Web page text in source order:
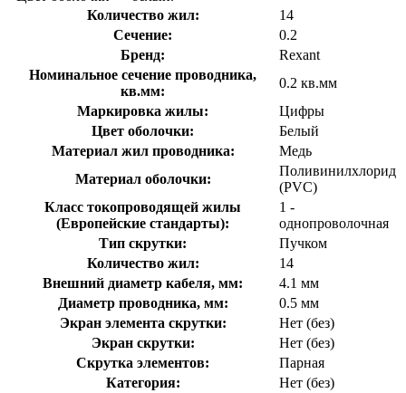
Количество жил:
14
Сечение:
0.2
Бренд:
Rexant
Номинальное сечение проводника,
кв.мм:
0.2 кв.мм
Маркировка жилы:
Цифры
Цвет оболочки:
Белый
Материал жил проводника:
Медь
Материал оболочки:
Поливинилхлорид
(PVC)
Класс токопроводящей жилы
(Европейские стандарты):
1 -
однопроволочная
Тип скрутки:
Пучком
Количество жил:
14
Внешний диаметр кабеля, мм:
4.1 мм
Диаметр проводника, мм:
0.5 мм
Экран элемента скрутки:
Нет (без)
Экран скрутки:
Нет (без)
Скрутка элементов:
Парная
Категория:
Нет (без)